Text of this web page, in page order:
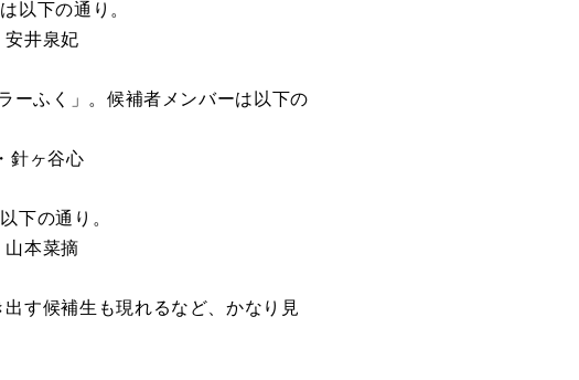
以下の通り。
安井泉妃
ーふく」。候補者メンバーは以下の
針ヶ谷心
下の通り。
山本菜摘
す候補生も現れるなど、かなり見